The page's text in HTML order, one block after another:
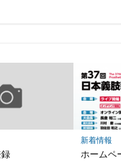
新着情報
ホームペ